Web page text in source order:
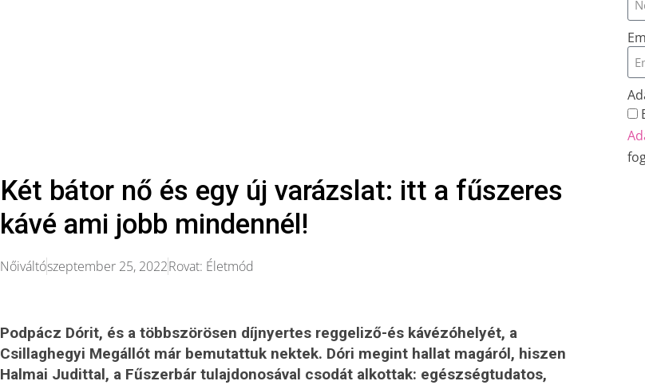
Két bátor nő és egy új varázslat: itt a fűszeres
kávé ami jobb mindennél!
Nőiváltószeptember 25, 2022Rovat: Életmód
Podpácz Dórit, és a többszörösen díjnyertes reggeliző-és kávézóhelyét, a
Csillaghegyi Megállót már bemutattuk nektek. Dóri megint hallat magáról, hiszen
Halmai Judittal, a Fűszerbár tulajdonosával csodát alkottak: egészségtudatos,